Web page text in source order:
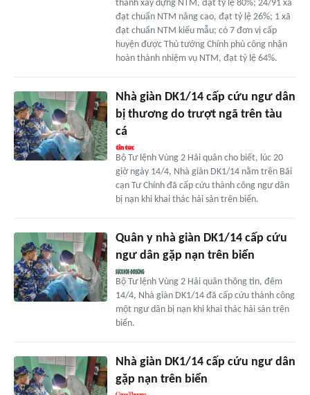
thành xây dựng NTM, đạt tỷ lệ 80%; 24/91 xã
đạt chuẩn NTM nâng cao, đạt tỷ lệ 26%; 1 xã
đạt chuẩn NTM kiểu mẫu; có 7 đơn vị cấp
huyện được Thủ tướng Chính phủ công nhận
hoàn thành nhiệm vụ NTM, đạt tỷ lệ 64%.
Nhà giàn DK1/14 cấp cứu ngư dân
bị thương do trượt ngã trên tàu
cá
Bộ Tư lệnh Vùng 2 Hải quân cho biết, lúc 20
giờ ngày 14/4, Nhà giàn DK1/14 nằm trên Bãi
cạn Tư Chính đã cấp cứu thành công ngư dân
bị nạn khi khai thác hải sản trên biển.
Quân y nhà giàn DK1/14 cấp cứu
ngư dân gặp nạn trên biển
Bộ Tư lệnh Vùng 2 Hải quân thông tin, đêm
14/4, Nhà giàn DK1/14 đã cấp cứu thành công
một ngư dân bị nạn khi khai thác hải sản trên
biển.
Nhà giàn DK1/14 cấp cứu ngư dân
gặp nạn trên biển